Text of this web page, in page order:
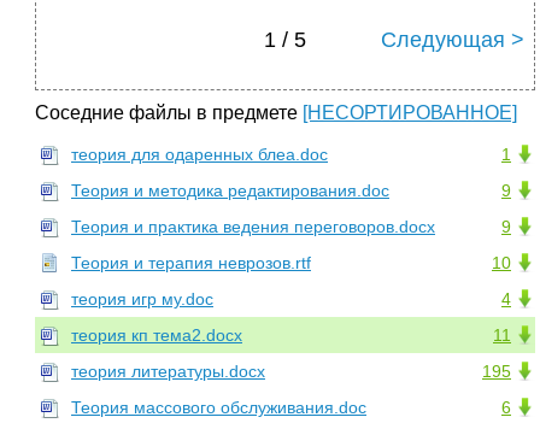
1 / 5 Следующая >
Соседние файлы в предмете [НЕСОРТИРОВАННОЕ]
1
теория для одаренных блеа.doc
9
Теория и методика редактирования.doc
9
Теория и практика ведения переговоров.docx
10
Теория и терапия неврозов.rtf
4
теория игр му.doc
11
теория кп тема2.docx
195
теория литературы.docx
6
Теория массового обслуживания.doc